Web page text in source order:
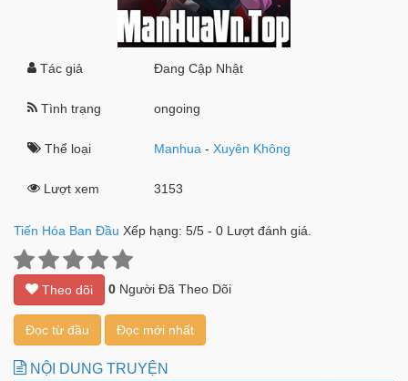
Tác giả Đang Cập Nhật
Tình trạng ongoing
Thể loại Manhua -Xuyên Không
Lượt xem 3153
Tiến Hóa Ban Đầu Xếp hạng: 5/5 - 0 Lượt đánh giá.
Theo dõi 0 Người Đã Theo Dõi
Đọc từ đầu Đọc mới nhất
NỘI DUNG TRUYỆN